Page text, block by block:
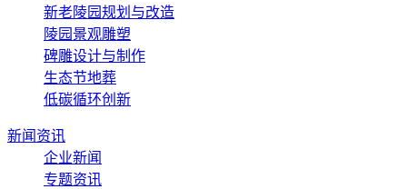
新老陵园规划与改造
陵园景观雕塑
碑雕设计与制作
生态节地葬
低碳循环创新
新闻资讯
企业新闻
专题资讯